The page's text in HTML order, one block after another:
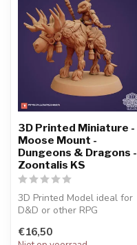
3D Printed Miniature -
Moose Mount -
Dungeons & Dragons -
Zoontalis KS
3D Printed Model ideal for
D&D or other RPG
€16,50